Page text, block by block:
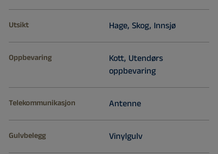
Utsikt Hage, Skog, Innsjø
Oppbevaring
Kott, Utendørs
oppbevaring
Telekommunikasjon Antenne
Gulvbelegg Vinylgulv